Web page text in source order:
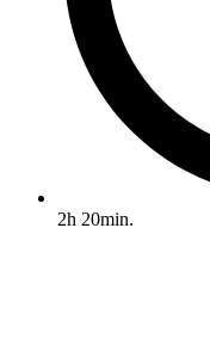
2h 20min.